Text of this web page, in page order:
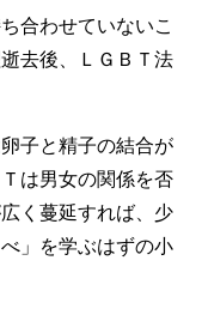
合わせていないこ
去後、ＬＧＢＴ法
子と精子の結合が
は男女の関係を否
く蔓延すれば、少
」を学ぶはずの小